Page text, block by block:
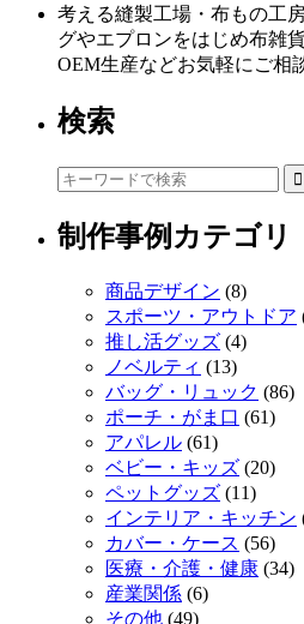
考える縫製工場・布もの工
グやエプロンをはじめ布雑
OEM生産などお気軽にご相
検索
制作事例カテゴリ
商品デザイン (8)
スポーツ・アウトドア
推し活グッズ (4)
ノベルティ (13)
バッグ・リュック (86)
ポーチ・がま口 (61)
アパレル (61)
ベビー・キッズ (20)
ペットグッズ (11)
インテリア・キッチン
カバー・ケース (56)
医療・介護・健康 (34)
産業関係 (6)
その他 (49)